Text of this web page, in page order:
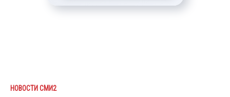
НОВОСТИ СМИ2